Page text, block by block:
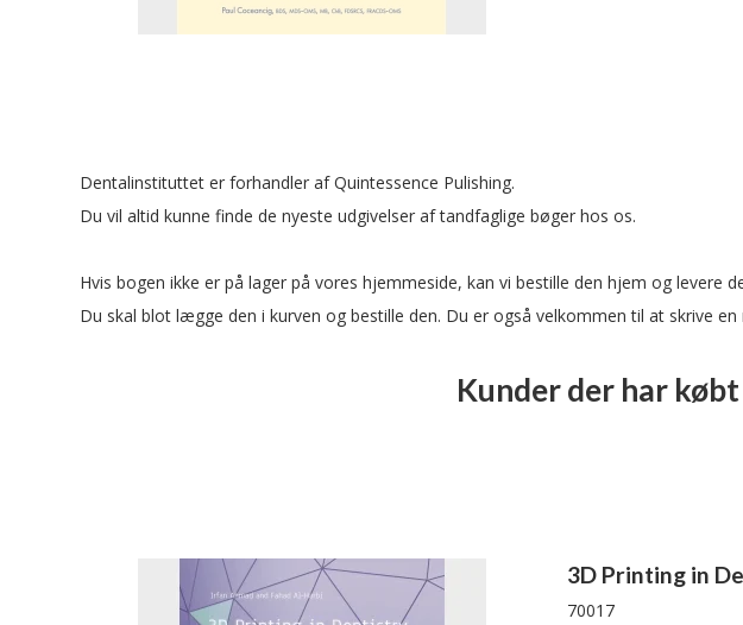
Dentalinstituttet er forhandler afQuintessence Pulishing.
Du vil altid kunne finde de nyeste udgivelser af tandfaglige bøger hos os.
Hvis bogen ikke er på lager på vores hjemmeside, kan vi bestille den hjem og levere
Du skal blot lægge den i kurven og bestille den. Du er også velkommen til at skrive
Kunder der har
3D Printing in
70017